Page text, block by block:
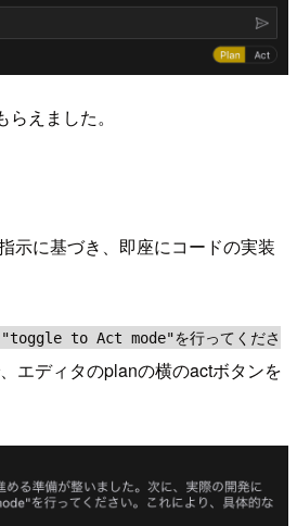
えました。
示に基づき、即座にコードの実装
"toggle to Act mode"を行ってくださ
エディタのplanの横のactボタンを